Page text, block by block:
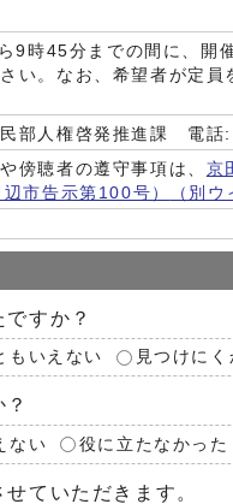
9時45分までの間に、開
い。なお、希望者が定
民部人権啓発推進課 電
傍聴者の遵守事項は、 京
辺市告示第100号）
（別
すか？
もいえない 見つけにく
ない 役に立たなかった
ていただきます。